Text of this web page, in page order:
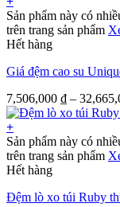
Sản phẩm này có
trên trang sản phẩm
Hết hàng
Giá đệm cao su
7,506,000 ₫ –
+
Sản phẩm này có
trên trang sản phẩm
Hết hàng
Đệm lò xo túi Ruby